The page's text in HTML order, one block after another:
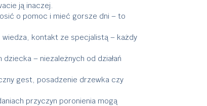
ją inaczej.
o pomoc i mieć gorsze dni – to
wiedza, kontakt ze specjalistą – każdy
– niezależnych od działań
gest, posadzenie drzewka czy
przyczyn poronienia mogą